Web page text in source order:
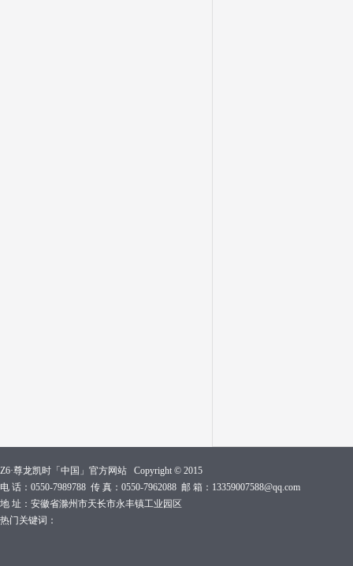
Z6·尊龙凯时「中国」官方网站 Copyright © 2015
电 话：0550-7989788 传 真：0550-7962088 邮 箱：13359007588@qq.com
地 址：安徽省滁州市天长市永丰镇工业园区
热门关键词：